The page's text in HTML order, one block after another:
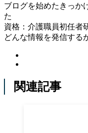
ブログを始めたきっか
た
資格：介護職員初任者
どんな情報を発信する
関連記事